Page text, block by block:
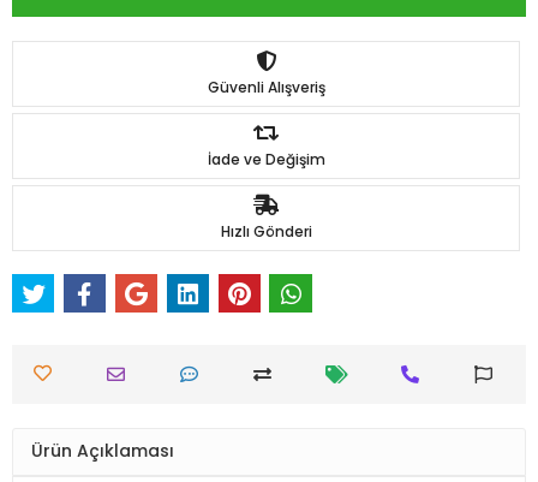
Güvenli Alışveriş
İade ve Değişim
Hızlı Gönderi
Ürün Açıklaması